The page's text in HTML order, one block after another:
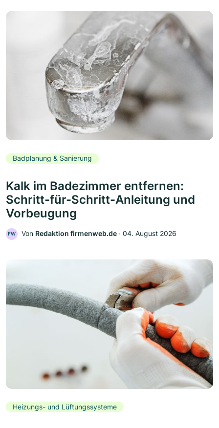
Badplanung & Sanierung
Kalk im Badezimmer entfernen:
Schritt-für-Schritt-Anleitung und
Vorbeugung
FW Von Redaktion firmenweb.de ‧ 04. August 2026
Heizungs- und Lüftungssysteme